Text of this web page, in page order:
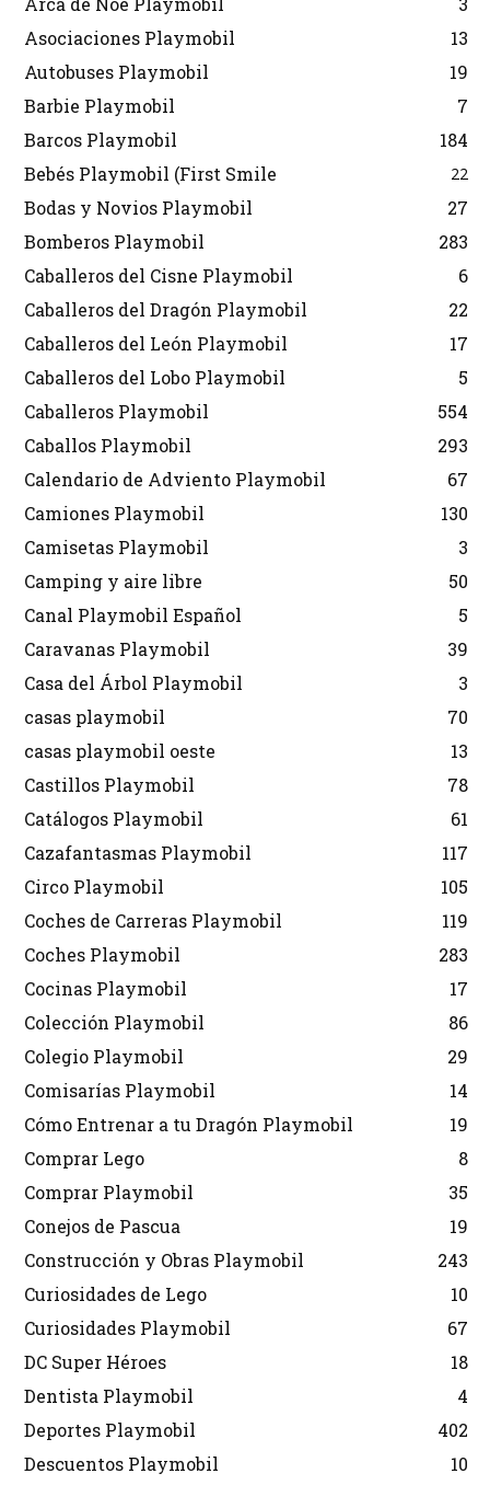
Asociaciones Playmobil
13
Autobuses Playmobil
19
Barbie Playmobil
7
Barcos Playmobil
184
Bebés Playmobil (First Smile
22
Bodas y Novios Playmobil
27
Bomberos Playmobil
283
Caballeros del Cisne Playmobil
6
Caballeros del Dragón Playmobil
22
Caballeros del León Playmobil
17
Caballeros del Lobo Playmobil
5
Caballeros Playmobil
554
Caballos Playmobil
293
Calendario de Adviento Playmobil
67
Camiones Playmobil
130
Camisetas Playmobil
3
Camping y aire libre
50
Canal Playmobil Español
5
Caravanas Playmobil
39
Casa del Árbol Playmobil
3
casas playmobil
70
casas playmobil oeste
13
Castillos Playmobil
78
Catálogos Playmobil
61
Cazafantasmas Playmobil
117
Circo Playmobil
105
Coches de Carreras Playmobil
119
Coches Playmobil
283
Cocinas Playmobil
17
Colección Playmobil
86
Colegio Playmobil
29
Comisarías Playmobil
14
Cómo Entrenar a tu Dragón Playmobil
19
Comprar Lego
8
Comprar Playmobil
35
Conejos de Pascua
19
Construcción y Obras Playmobil
243
Curiosidades de Lego
10
Curiosidades Playmobil
67
DC Super Héroes
18
Dentista Playmobil
4
Deportes Playmobil
402
Descuentos Playmobil
10